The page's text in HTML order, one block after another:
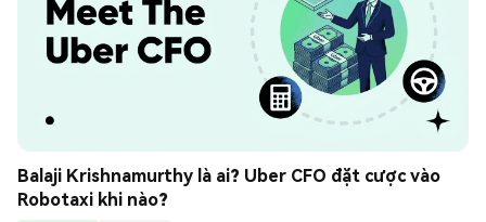
Balaji Krishnamurthy là ai? Uber CFO đặt cược vào
Robotaxi khi nào?